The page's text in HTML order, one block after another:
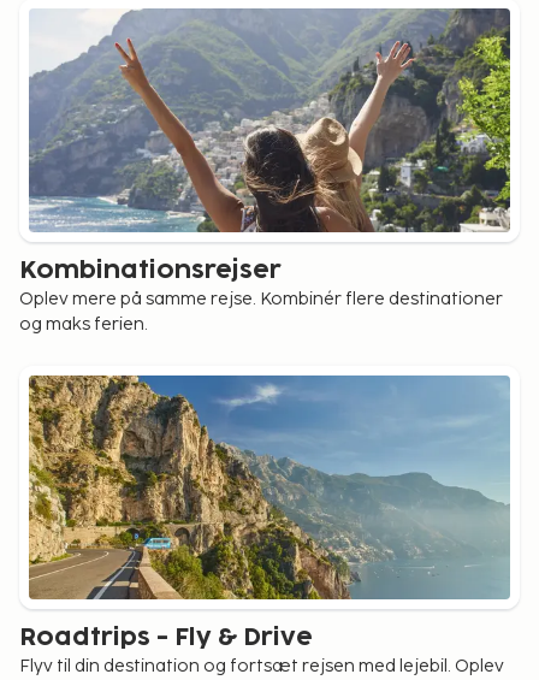
Kombinationsrejser
Oplev mere på samme rejse. Kombinér flere destinationer
og maks ferien.
Roadtrips - Fly & Drive
Flyv til din destination og fortsæt rejsen med lejebil. Oplev